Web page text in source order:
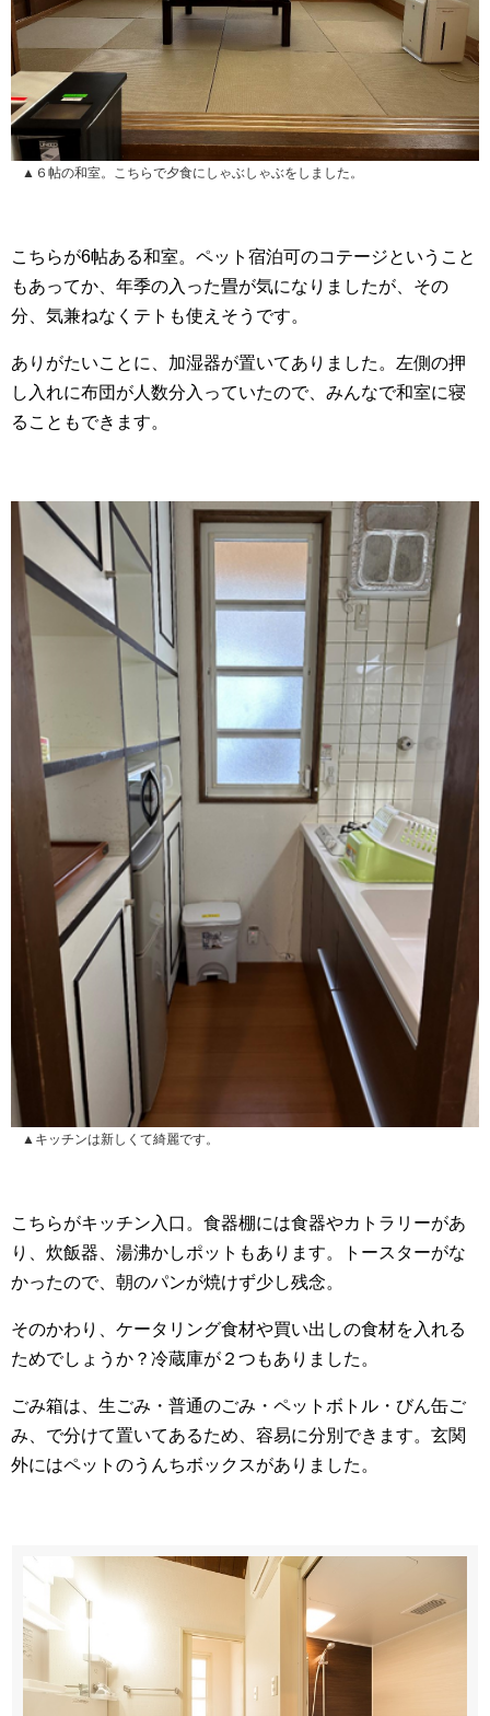
▲６帖の和室。こちらで夕食にしゃぶしゃぶをしました。
こちらが6帖ある和室。ペット宿泊可のコテージということ
もあってか、年季の入った畳が気になりましたが、その
分、気兼ねなくテトも使えそうです。
ありがたいことに、加湿器が置いてありました。左側の押
し入れに布団が人数分入っていたので、みんなで和室に寝
ることもできます。
▲キッチンは新しくて綺麗です。
こちらがキッチン入口。食器棚には食器やカトラリーがあ
り、炊飯器、湯沸かしポットもあります。トースターがな
かったので、朝のパンが焼けず少し残念。
そのかわり、ケータリング食材や買い出しの食材を入れる
ためでしょうか？冷蔵庫が２つもありました。
ごみ箱は、生ごみ・普通のごみ・ペットボトル・びん缶ご
み、で分けて置いてあるため、容易に分別できます。玄関
外にはペットのうんちボックスがありました。